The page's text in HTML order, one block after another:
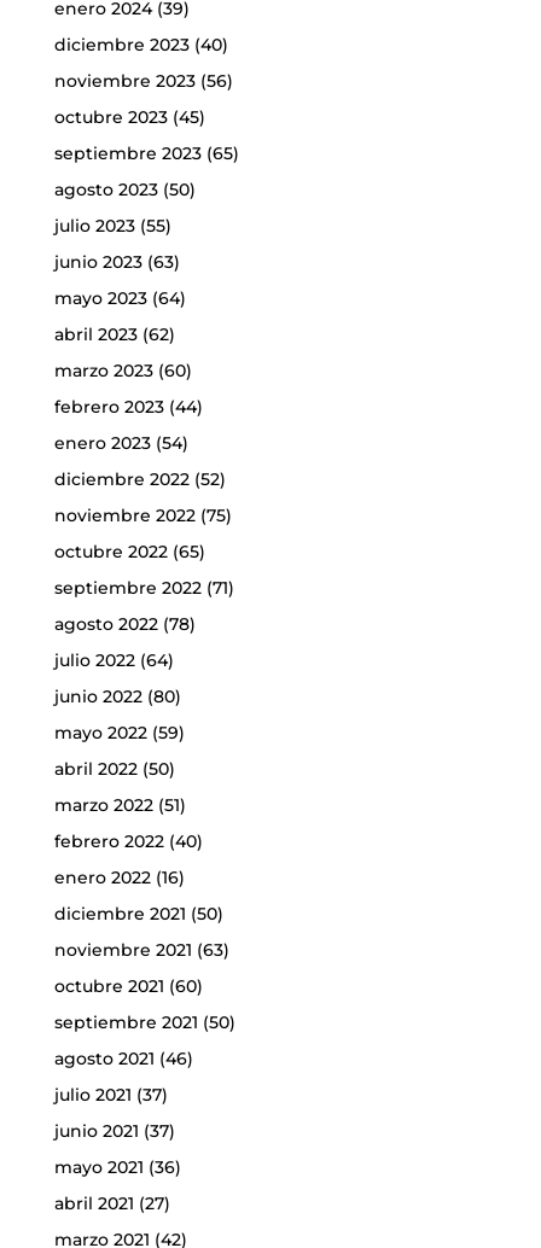
enero 2024(39)
diciembre 2023(40)
noviembre 2023(56)
octubre 2023(45)
septiembre 2023(65)
agosto 2023(50)
julio 2023(55)
junio 2023(63)
mayo 2023(64)
abril 2023(62)
marzo 2023(60)
febrero 2023(44)
enero 2023(54)
diciembre 2022(52)
noviembre 2022(75)
octubre 2022(65)
septiembre 2022(71)
agosto 2022(78)
julio 2022(64)
junio 2022(80)
mayo 2022(59)
abril 2022(50)
marzo 2022(51)
febrero 2022(40)
enero 2022(16)
diciembre 2021 (50)
noviembre 2021 (63)
octubre 2021 (60)
septiembre 2021 (50)
agosto 2021 (46)
julio 2021 (37)
junio 2021 (37)
mayo 2021 (36)
abril 2021 (27)
marzo 2021 (42)